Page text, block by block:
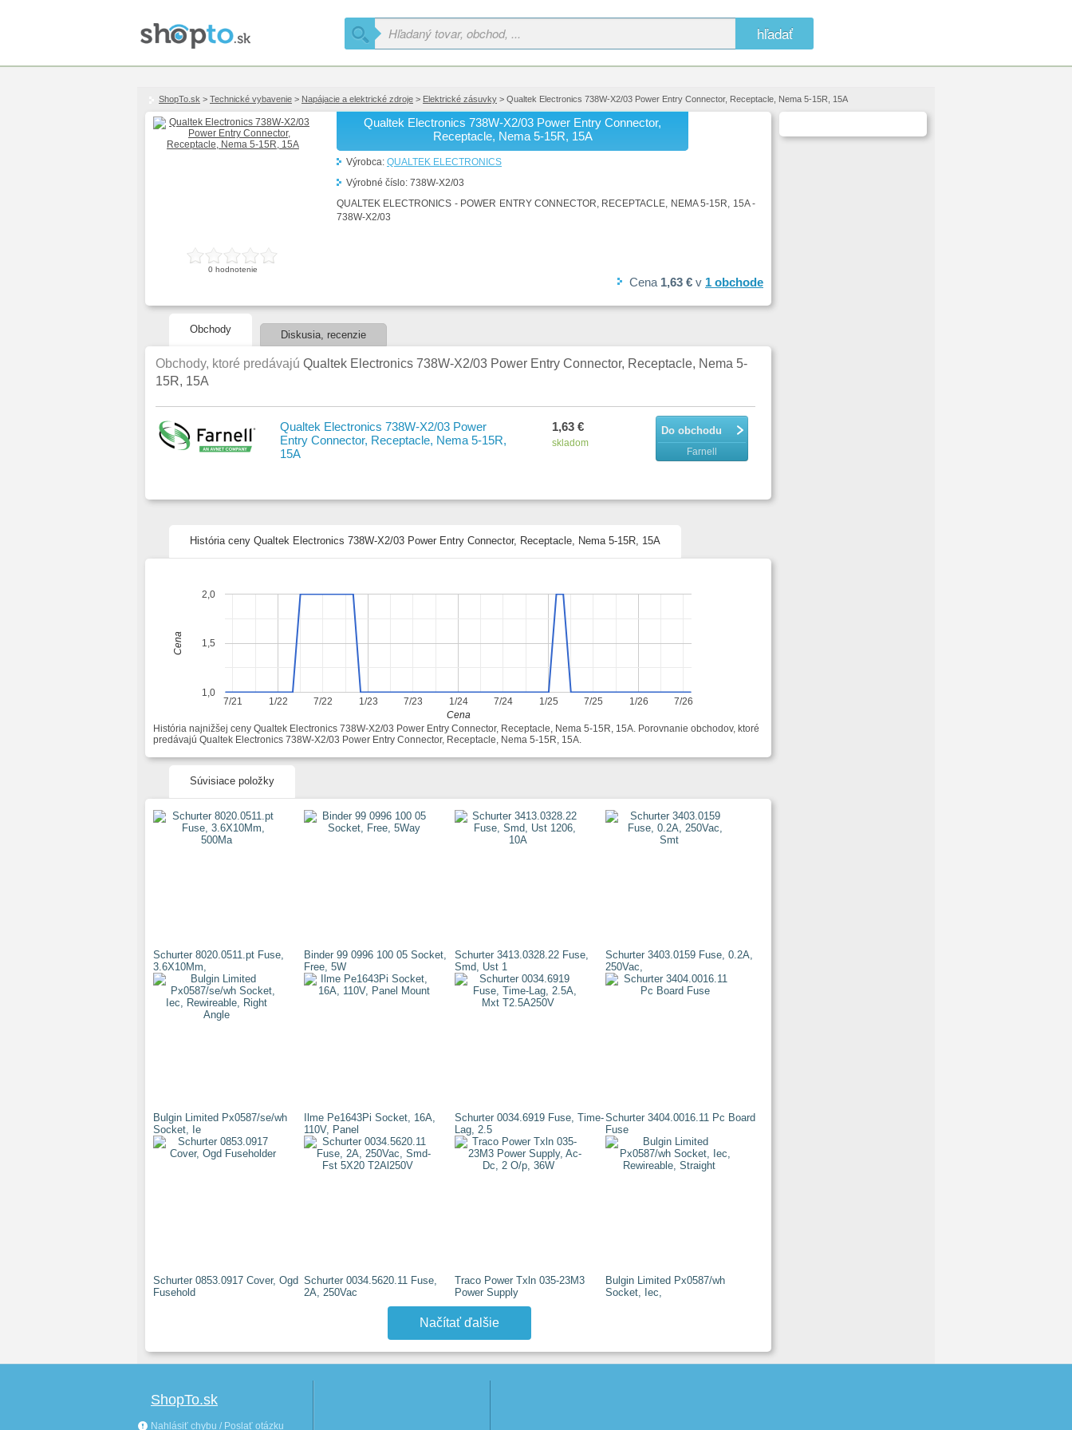
hľadať
ShopTo.sk > Technické vybavenie > Napájacie a elektrické zdroje > Elektrické zásuvky > Qualtek Electronics 738W-X2/03 Power Entry Connector, Receptacle, Nema 5-15R, 15A
Qualtek Electronics 738W-X2/03 Power Entry Connector,
Receptacle, Nema 5-15R, 15A
0hodnotenie
Výrobca: QUALTEK ELECTRONICS
Výrobné číslo: 738W-X2/03
QUALTEK ELECTRONICS - POWER ENTRY CONNECTOR, RECEPTACLE, NEMA 5-15R, 15A -
738W-X2/03
Cena 1,63 € v 1 obchode
Obchody Diskusia, recenzie
Obchody, ktoré predávajú Qualtek Electronics 738W-X2/03 Power Entry Connector, Receptacle, Nema 5-
15R, 15A
Qualtek Electronics 738W-X2/03 Power
Entry Connector, Receptacle, Nema 5-15R,
15A
Do obchodu
Farnell
1,63 €
skladom
História ceny Qualtek Electronics 738W-X2/03 Power Entry Connector, Receptacle, Nema 5-15R, 15A
1/22 1/23 1/24 1/25 1/26
7/21 7/22 7/23 7/24 7/25 7/26
1,0
1,5
2,0
Cena
Cena
História najnižšej ceny Qualtek Electronics 738W-X2/03 Power Entry Connector, Receptacle, Nema 5-15R, 15A. Porovnanie obchodov, ktoré
predávajú Qualtek Electronics 738W-X2/03 Power Entry Connector, Receptacle, Nema 5-15R, 15A.
Súvisiace položky
Schurter 8020.0511.pt Fuse,
3.6X10Mm,
Binder 99 0996 100 05 Socket,
Free, 5W
Schurter 3413.0328.22 Fuse,
Smd, Ust 1
Schurter 3403.0159 Fuse, 0.2A,
250Vac,
Bulgin Limited Px0587/se/wh
Socket, Ie
Ilme Pe1643Pi Socket, 16A,
110V, Panel
Schurter 0034.6919 Fuse, Time-
Lag, 2.5
Schurter 3404.0016.11 Pc Board
Fuse
Schurter 0853.0917 Cover, Ogd
Fusehold
Schurter 0034.5620.11 Fuse,
2A, 250Vac
Traco Power Txln 035-23M3
Power Supply
Bulgin Limited Px0587/wh
Socket, Iec,
Načítať ďalšie
ShopTo.sk
Nahlásiť chybu / Poslať otázku